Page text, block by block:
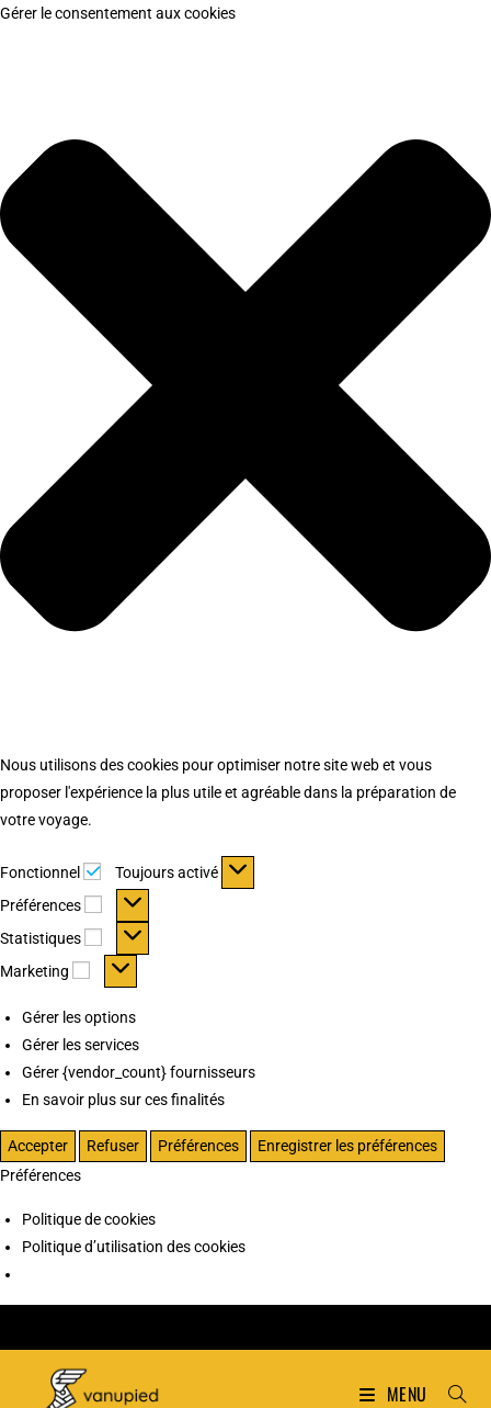
Gérer le consentement aux cookies
Nous utilisons des cookies pour optimiser notre site web et vous
proposer l'expérience la plus utile et agréable dans la préparation de
votre voyage.
Fonctionnel Fonctionnel
Toujours activé
Préférences
Préférences
Statistiques Statistiques
Marketing Marketing
Gérer les options
Gérer les services
Gérer {vendor_count} fournisseurs
En savoir plus sur ces finalités
Accepter Refuser Préférences
Enregistrer les préférences
Préférences
Politique de cookies
Politique d’utilisation des cookies
MENU